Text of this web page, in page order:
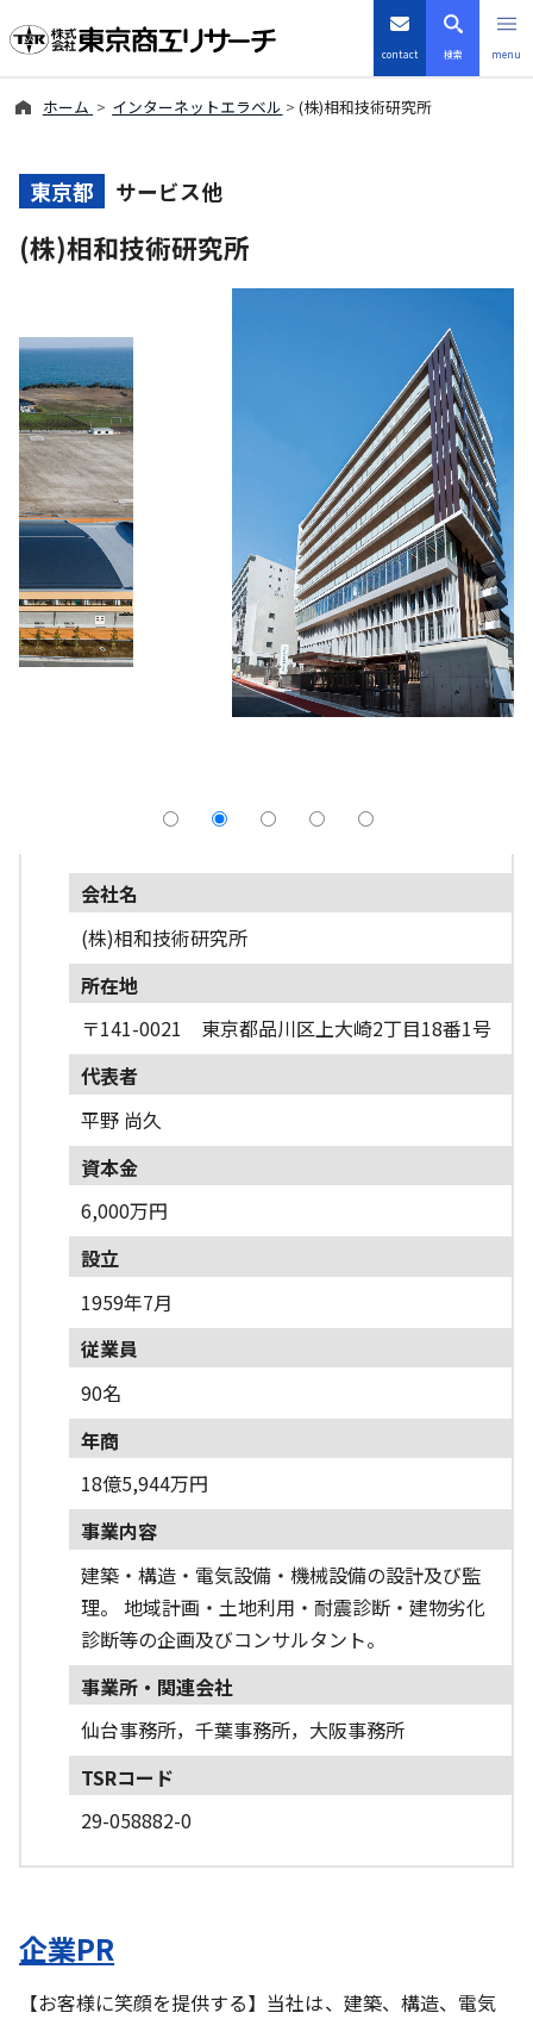
contact 検索 menu
TSRデータインサイト
TSR-PLUS
採用情報
よくあるご質問
English
ホーム インターネットエラベル (株)相和技術研究所
東京都 サービス他
(株)相和技術研究所
会社名
(株)相和技術研究所
所在地
〒141-0021 東京都品川区上大崎2丁目18番1号
代表者
平野 尚久
資本金
6,000万円
設立
1959年7月
従業員
90名
年商
18億5,944万円
事業内容
建築・構造・電気設備・機械設備の設計及び監
理。 地域計画・土地利用・耐震診断・建物劣化
診断等の企画及びコンサルタント。
事業所・関連会社
仙台事務所，千葉事務所，大阪事務所
TSRコード
29-058882-0
企業PR
【お客様に笑顔を提供する】当社は、建築、構造、電気